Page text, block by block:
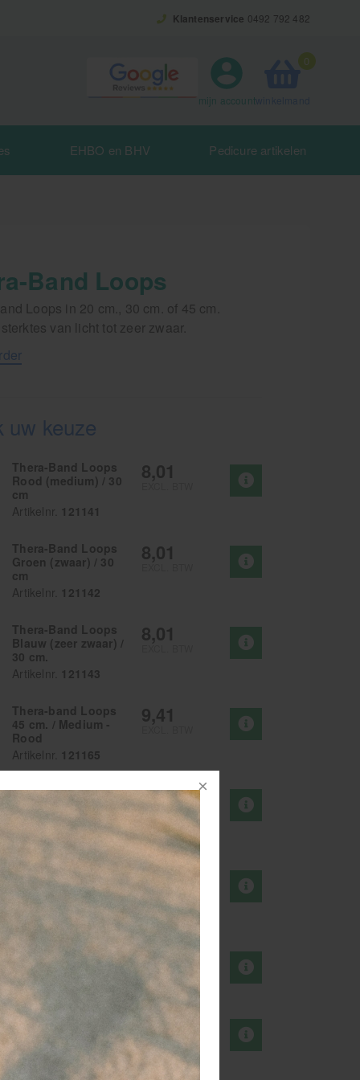
Klantenservice 0492 792 482
0
mijn account
EHBO en BHV Pedicure artikelen
Band Loops
Loops in 20 cm., 30 cm. of 45 cm.
van licht tot zeer zwaar.
uw keuze
Thera-Band Loops
Rood (medium) / 30
cm
Artikelnr. 121141
8,01
Thera-Band Loops
Groen (zwaar) / 30
cm
Artikelnr. 121142
8,01
Thera-Band Loops
Blauw (zeer zwaar) /
30 cm.
Artikelnr. 121143
8,01
Thera-band Loops
45 cm. / Medium -
Rood
Artikelnr. 121165
9,41
Thera-Band Loops
45 cm. / Zwaar -
Groen
Artikelnr.
121166
9,14
EXCL. BTW
Thera-Band Loops
45 cm. / Zeer-zwaar
- Blauw
121167
9,14
EXCL. BTW
Thera-Band Loops
Geel (licht ) / 30 cm
Artikelnr.
121258
8,01
Thera-Band Loops
Rood (medium) / 20
cm
Artikelnr.
121269
5,99
EXCL. BTW